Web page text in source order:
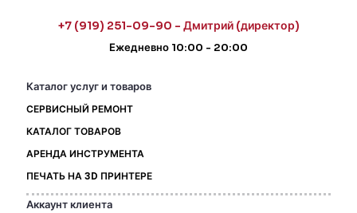
+7 (919) 251-09-90 - Дмитрий (директор)
Ежедневно 10:00 - 20:00
Каталог услуг и товаров
СЕРВИСНЫЙ РЕМОНТ
КАТАЛОГ ТОВАРОВ
АРЕНДА ИНСТРУМЕНТА
ПЕЧАТЬ НА 3D ПРИНТЕРЕ
Аккаунт клиента